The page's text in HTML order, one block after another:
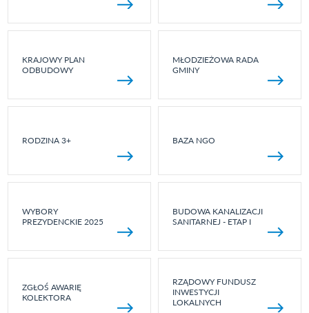
KRAJOWY PLAN
ODBUDOWY
MŁODZIEŻOWA RADA
GMINY
RODZINA 3+ BAZA NGO
WYBORY
PREZYDENCKIE 2025
BUDOWA KANALIZACJI
SANITARNEJ - ETAP I
ZGŁOŚ AWARIĘ
KOLEKTORA
RZĄDOWY FUNDUSZ
INWESTYCJI
LOKALNYCH